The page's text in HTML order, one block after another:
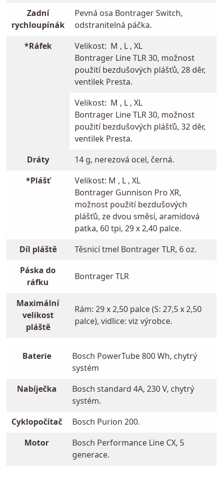
Zadní
rychloupínák
Pevná osa Bontrager Switch,
odstranitelná páčka.
*Ráfek
Velikost: M , L , XL
Bontrager Line TLR 30, možnost
použití bezdušových plášťů, 28 děr,
ventilek Presta.
Velikost: M , L , XL
Bontrager Line TLR 30, možnost
použití bezdušových plášťů, 32 děr,
ventilek Presta.
Dráty
14 g, nerezová ocel, černá.
*Plášť
Velikost: M , L , XL
Bontrager Gunnison Pro XR,
možnost použití bezdušových
plášťů, ze dvou směsí, aramidová
patka, 60 tpi, 29 x 2,40 palce.
Díl pláště
Těsnicí tmel Bontrager TLR, 6 oz.
Páska do
ráfku
Bontrager TLR
Maximální
velikost
pláště
Rám: 29 x 2,50 palce (S: 27,5 x 2,50
palce), vidlice: viz výrobce.
Baterie
Bosch PowerTube 800 Wh, chytrý
systém
Nabíječka
Bosch standard 4A, 230 V, chytrý
systém.
Cyklopočítač
Bosch Purion 200.
Motor
Bosch Performance Line CX, 5
generace.